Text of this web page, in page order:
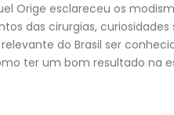
Orige esclareceu os
das cirurgias, curiosidades
do Brasil ser
ter um bom resultado na